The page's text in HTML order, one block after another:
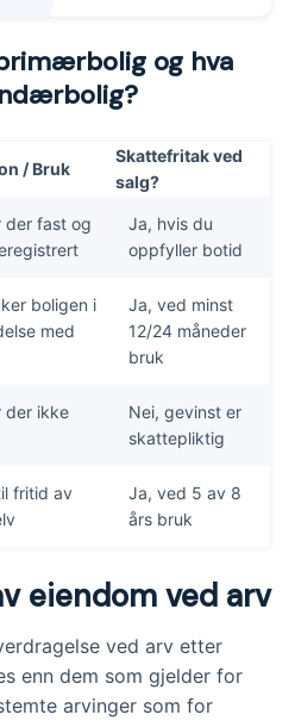
og hva
/ Bruk
Skattefritak ved
salg?
der fast og
Ja, hvis du
oppfyller botid
boligen i
med
Ja, ved minst
12/24 måneder
bruk
der ikke
Nei, gevinst er
skattepliktig
fritid av
Ja, ved 5 av 8
års bruk
eiendom ved arv
ved arv etter
enn dem som gjelder for
arvinger som for